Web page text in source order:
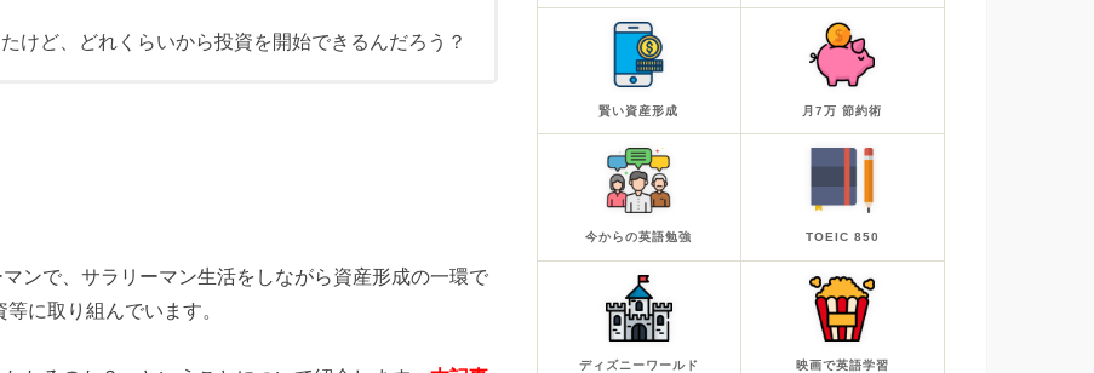
けど、どれくらいから投資を開始できるんだろう？
ンで、サラリーマン生活をしながら資産形成の一環で
に取り組んでいます。
賢い資産形成 月7万 節約術
今からの英語勉強 TOEIC 850
ディズニーワールド 映画で英語学習